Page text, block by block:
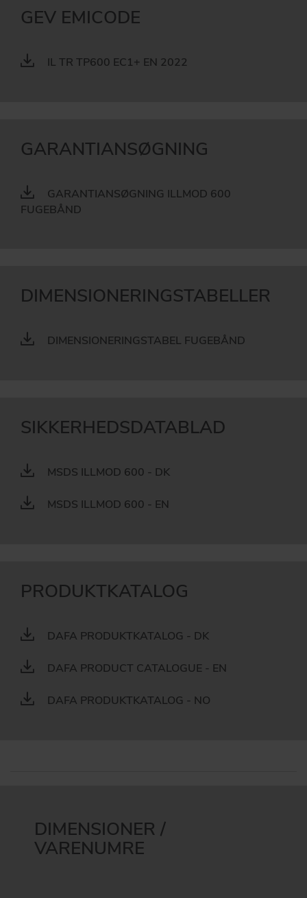
GEV EMICODE
IL TR TP600 EC1+ EN 2022
GARANTIANSØGNING
GARANTIANSØGNING ILLMOD 600
FUGEBÅND
DIMENSIONERINGSTABELLER
DIMENSIONERINGSTABEL FUGEBÅND
SIKKERHEDSDATABLAD
MSDS ILLMOD 600 - DK
MSDS ILLMOD 600 - EN
PRODUKTKATALOG
DAFA PRODUKTKATALOG - DK
DAFA PRODUCT CATALOGUE - EN
DAFA PRODUKTKATALOG - NO
DIMENSIONER /
VARENUMRE